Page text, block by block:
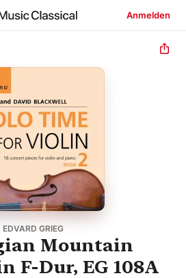
Anmelden
EDVARD GRIEG
Mountain
F-Dur, EG 108A